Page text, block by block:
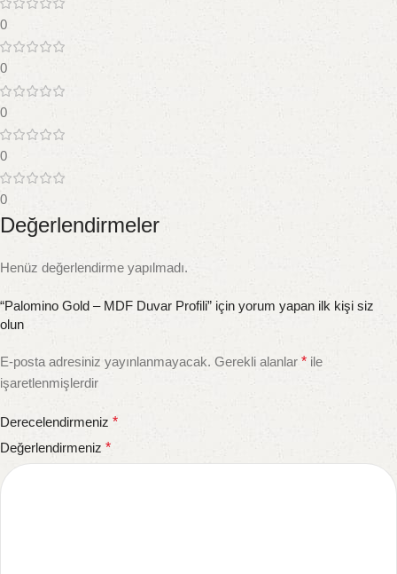
0
0
0
0
0
Değerlendirmeler
Henüz değerlendirme yapılmadı.
“Palomino Gold – MDF Duvar Profili” için yorum yapan ilk kişi siz
olun
E-posta adresiniz yayınlanmayacak. Gerekli alanlar * ile
işaretlenmişlerdir
Derecelendirmeniz *
Değerlendirmeniz *